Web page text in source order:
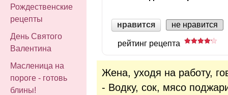
Рождественские
рецепты
День Святого
Валентина
Масленица на
пороге - готовь
блины!
нравится не нравится
рейтинг рецепта
Жена, уходя на работу,
- Водку, сок, мясо